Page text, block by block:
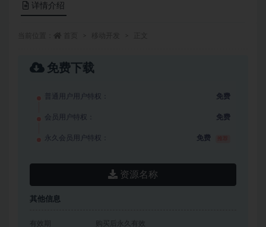
详情介绍
免费下载
普通用户用户特权： 免费
会员用户特权： 免费
永久会员用户特权： 免费
资源名称
其他信息
有效期 购买后永久有效